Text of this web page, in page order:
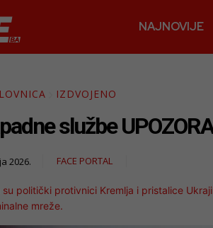
NAJNOVIJE
IZDVOJENO
službe
2026. FACE PORTAL
su politički protivnici Kremlja i pristalice
mreže.